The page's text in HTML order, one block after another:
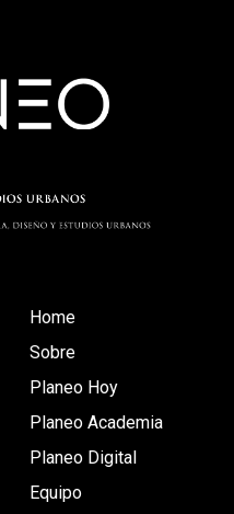
Home
Sobre
Planeo Hoy
Planeo Academia
Planeo Digital
Equipo